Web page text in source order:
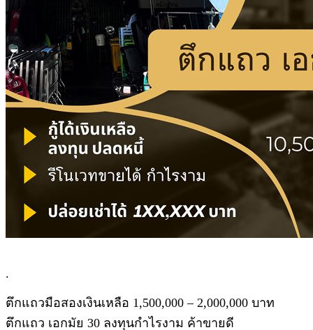
.
ตึกแถวมือสองเงินเหลือ 1,500,000 – 2,000,000 บาท
ตึกแถว เอกมัย 30 ลงทุนกำไรงาม ค้าขายดี